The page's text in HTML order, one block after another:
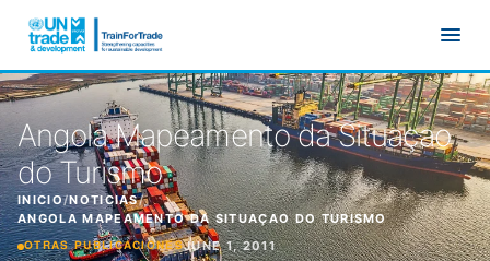
Angola Mapeamento da Situaçao
do Turismo
INICIO/NOTICIAS/
ANGOLA MAPEAMENTO DA SITUAÇAO DO TURISMO
OTRAS PUBLICACIONESJUNE 1, 2011